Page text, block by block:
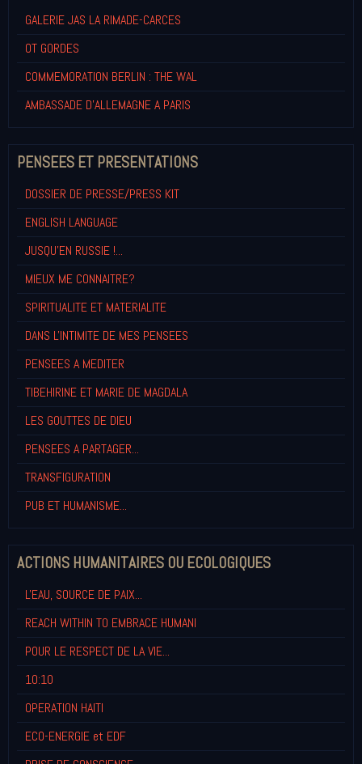
GALERIE JAS LA RIMADE-CARCES
OT GORDES
COMMEMORATION BERLIN : THE WAL
AMBASSADE D'ALLEMAGNE A PARIS
PENSEES ET PRESENTATIONS
DOSSIER DE PRESSE/PRESS KIT
ENGLISH LANGUAGE
JUSQU'EN RUSSIE !...
MIEUX ME CONNAITRE?
SPIRITUALITE ET MATERIALITE
DANS L'INTIMITE DE MES PENSEES
PENSEES A MEDITER
TIBEHIRINE ET MARIE DE MAGDALA
LES GOUTTES DE DIEU
PENSEES A PARTAGER...
TRANSFIGURATION
PUB ET HUMANISME...
ACTIONS HUMANITAIRES OU ECOLOGIQUES
L'EAU, SOURCE DE PAIX...
REACH WITHIN TO EMBRACE HUMANI
POUR LE RESPECT DE LA VIE...
10:10
OPERATION HAITI
ECO-ENERGIE et EDF